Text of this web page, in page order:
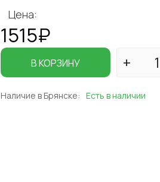
Цена:
1515₽
В КОРЗИНУ
Наличие в Брянске: Есть в наличии